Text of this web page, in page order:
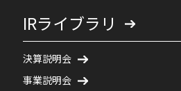
IRライブラリ
決算説明会
事業説明会